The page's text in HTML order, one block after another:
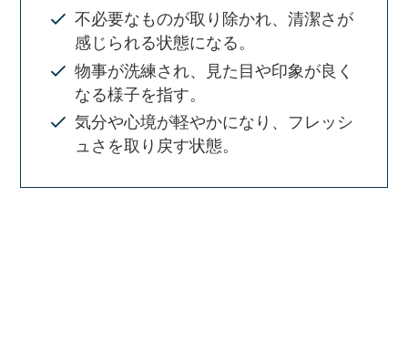
不必要なものが取り除かれ、清潔さが
感じられる状態になる。
物事が洗練され、見た目や印象が良く
なる様子を指す。
気分や心境が軽やかになり、フレッシ
ュさを取り戻す状態。